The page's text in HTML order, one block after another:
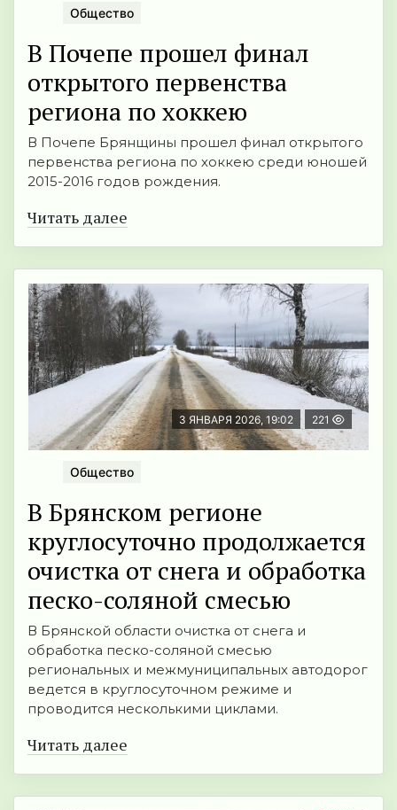
Общество
В Почепе прошел финал
открытого первенства
региона по хоккею
В Почепе Брянщины прошел финал открытого
первенства региона по хоккею среди юношей
2015-2016 годов рождения.
Читать далее
3 ЯНВАРЯ 2026, 19:02 221
Общество
В Брянском регионе
круглосуточно продолжается
очистка от снега и обработка
песко-соляной смесью
В Брянской области очистка от снега и
обработка песко-соляной смесью
региональных и межмуниципальных автодорог
ведется в круглосуточном режиме и
проводится несколькими циклами.
Читать далее